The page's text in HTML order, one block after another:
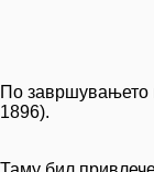
По завршувањето
1896).